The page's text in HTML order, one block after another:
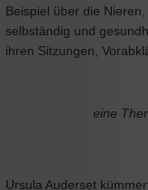
Beispiel über die
selbständig und
ihren Sitzungen,
eine
Ursula Auderset